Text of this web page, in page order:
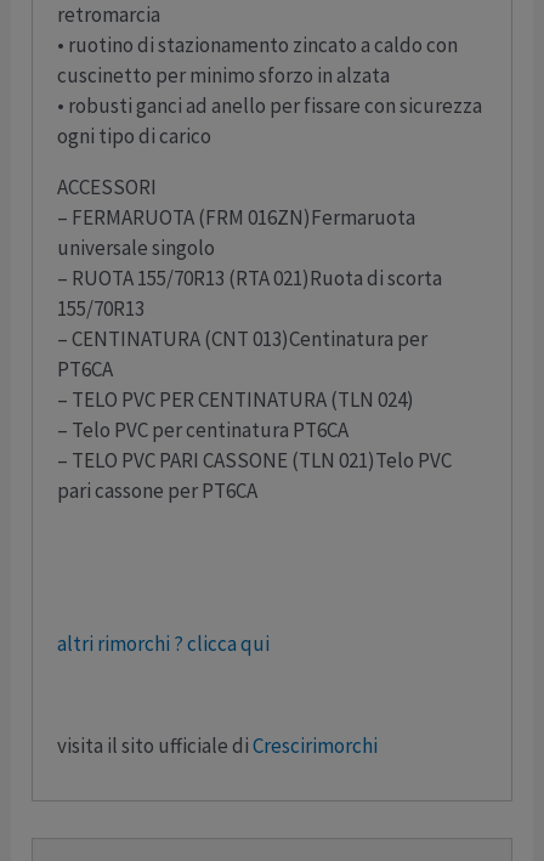
retromarcia
• ruotino di stazionamento zincato a caldo con
cuscinetto per minimo sforzo in alzata
• robusti ganci ad anello per fissare con sicurezza
ogni tipo di carico
ACCESSORI
– FERMARUOTA (FRM 016ZN)Fermaruota
universale singolo
– RUOTA 155/70R13 (RTA 021)Ruota di scorta
155/70R13
– CENTINATURA (CNT 013)Centinatura per
PT6CA
– TELO PVC PER CENTINATURA (TLN 024)
– Telo PVC per centinatura PT6CA
– TELO PVC PARI CASSONE (TLN 021)Telo PVC
pari cassone per PT6CA
altri rimorchi ? clicca qui
visita il sito ufficiale diCrescirimorchi